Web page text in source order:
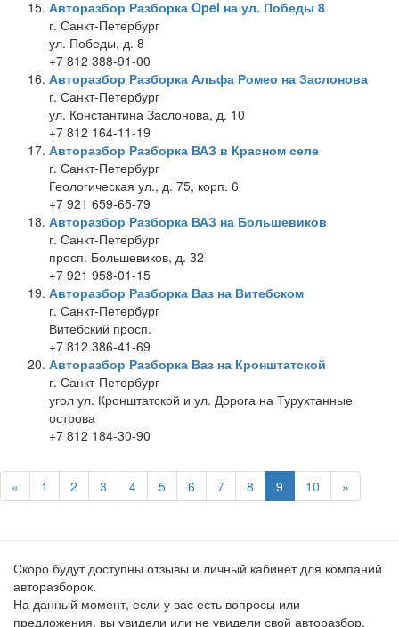
Авторазбор Разборка Opel на ул. Победы 8
г. Санкт-Петербург
ул. Победы, д. 8
+7 812 388-91-00
Авторазбор Разборка Альфа Ромео на Заслонова
г. Санкт-Петербург
ул. Константина Заслонова, д. 10
+7 812 164-11-19
Авторазбор Разборка ВАЗ в Красном селе
г. Санкт-Петербург
Геологическая ул., д. 75, корп. 6
+7 921 659-65-79
Авторазбор Разборка ВАЗ на Большевиков
г. Санкт-Петербург
просп. Большевиков, д. 32
+7 921 958-01-15
Авторазбор Разборка Ваз на Витебском
г. Санкт-Петербург
Витебский просп.
+7 812 386-41-69
Авторазбор Разборка Ваз на Кронштатской
г. Санкт-Петербург
угол ул. Кронштатской и ул. Дорога на Турухтанные
острова
+7 812 184-30-90
« 1 2 3 4 5 6 7 8 9 10 »
Скоро будут доступны отзывы и личный кабинет для компаний
авторазборок.
На данный момент, если у вас есть вопросы или
предложения, вы увидели или не увидели свой авторазбор,